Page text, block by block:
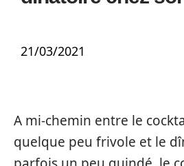
21/03/2021
A mi-chemin entre le
quelque peu frivole et le